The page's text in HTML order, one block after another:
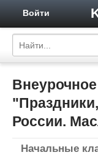
Войти
Внеурочное
России.
Начальные